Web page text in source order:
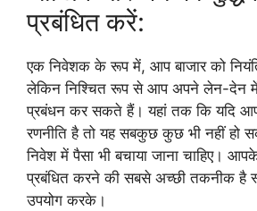
प्रबंधित करें:
एक निवेशक के रूप में, आप बाजार को
लेकिन निश्चित रूप से आप अपने लेन-देन
प्रबंधन कर सकते हैं। यहां तक ​​कि यदि
रणनीति है तो यह सबकुछ कुछ भी नहीं हो
निवेश में पैसा भी बचाया जाना चाहिए।
प्रबंधित करने की सबसे अच्छी तकनीक है
उपयोग करके।